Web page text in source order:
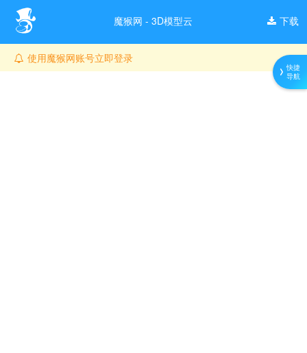
魔猴网 - 3D模型云 下载
使用魔猴网账号立即登录
快捷
导航